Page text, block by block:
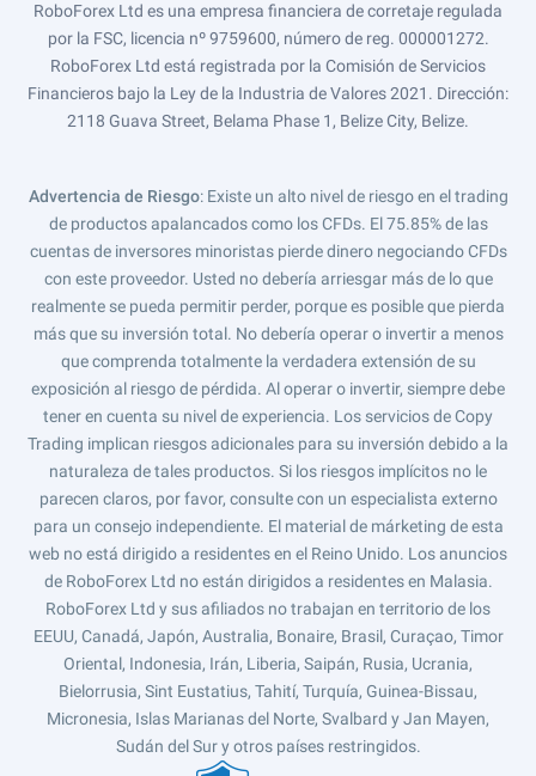
RoboForex Ltd es una empresa financiera de corretaje regulada
por la FSC, licencia nº 9759600, número de reg. 000001272.
RoboForex Ltd está registrada por la Comisión de Servicios
Financieros bajo la Ley de la Industria de Valores 2021. Dirección:
2118 Guava Street, Belama Phase 1, Belize City, Belize.
Advertencia de Riesgo: Existe un alto nivel de riesgo en el trading
de productos apalancados como los CFDs. El 75.85% de las
cuentas de inversores minoristas pierde dinero negociando CFDs
con este proveedor. Usted no debería arriesgar más de lo que
realmente se pueda permitir perder, porque es posible que pierda
más que su inversión total. No debería operar o invertir a menos
que comprenda totalmente la verdadera extensión de su
exposición al riesgo de pérdida. Al operar o invertir, siempre debe
tener en cuenta su nivel de experiencia. Los servicios de Copy
Trading implican riesgos adicionales para su inversión debido a la
naturaleza de tales productos. Si los riesgos implícitos no le
parecen claros, por favor, consulte con un especialista externo
para un consejo independiente. El material de márketing de esta
web no está dirigido a residentes en el Reino Unido. Los anuncios
de RoboForex Ltd no están dirigidos a residentes en Malasia.
RoboForex Ltd y sus afiliados no trabajan en territorio de los
EEUU, Canadá, Japón, Australia, Bonaire, Brasil, Curaçao, Timor
Oriental, Indonesia, Irán, Liberia, Saipán, Rusia, Ucrania,
Bielorrusia, Sint Eustatius, Tahití, Turquía, Guinea-Bissau,
Micronesia, Islas Marianas del Norte, Svalbard y Jan Mayen,
Sudán del Sur y otros países restringidos.